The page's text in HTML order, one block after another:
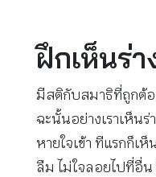
ฝึกเห็นร่า
มีสติกับสมาธิที่ถูกต้
ฉะนั้นอย่างเราเห็นร่
หายใจเข้า ทีแรกก็เห็
ลืม ไม่ใจลอยไปที่อื่น